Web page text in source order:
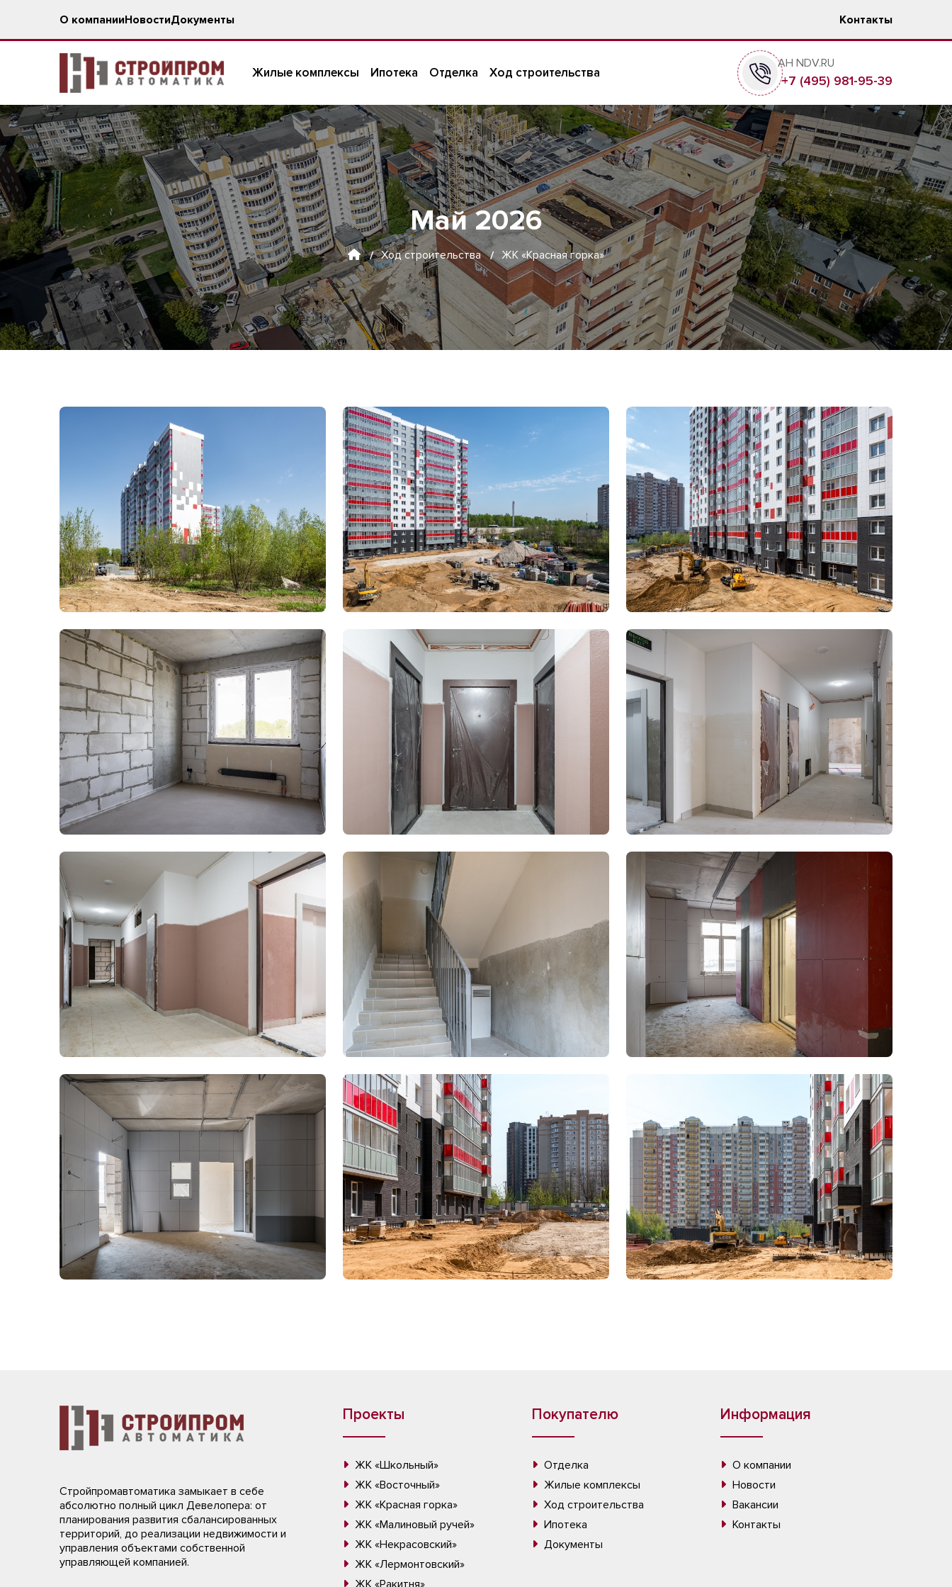
О компанииНовостиДокументы Контакты
Жилые комплексы Ипотека Отделка Ход строительства
АН NDV.RU
+7 (495) 981-95-39
Май 2026
Ход строительства ЖК «Красная горка»
Стройпромавтоматика замыкает в себе
абсолютно полный цикл Девелопера: от
планирования развития сбалансированных
территорий, до реализации недвижимости и
управления объектами собственной
управляющей компанией.
Проекты
ЖК «Школьный»
ЖК «Восточный»
ЖК «Красная горка»
ЖК «Малиновый ручей»
ЖК «Некрасовский»
ЖК «Лермонтовский»
Покупателю
Отделка
Жилые комплексы
Ход строительства
Ипотека
Документы
Информация
О компании
Новости
Вакансии
Контакты